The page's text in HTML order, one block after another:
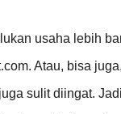
usaha lebih
Atau, bisa
sulit diingat.